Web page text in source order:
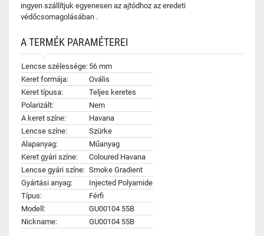
ingyen szállítjuk egyenesen az ajtódhoz az eredeti
védőcsomagolásában .
A TERMÉK PARAMÉTEREI
Lencse szélessége: 56 mm
Keret formája:
Ovális
Keret típusa:
Teljes keretes
Polarizált:
Nem
A keret színe:
Havana
Lencse színe:
Szürke
Alapanyag:
Műanyag
Keret gyári színe:
Coloured Havana
Lencse gyári színe: Smoke Gradient
Gyártási anyag:
Injected Polyamide
Típus:
Férfi
Modell:
GU00104 55B
Nickname:
GU00104 55B